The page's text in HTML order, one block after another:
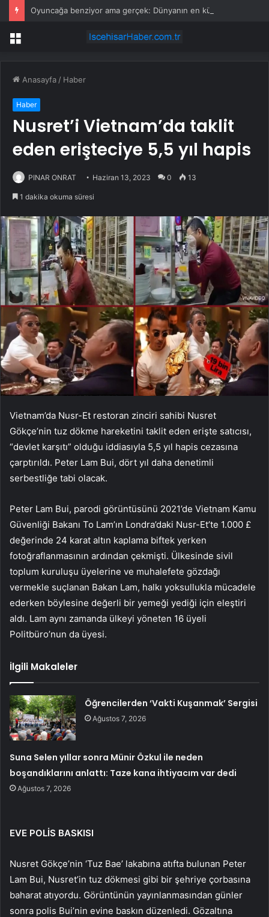
Menü
Anasayfa / Haber
Haber
Nusret’i Vietnam’da taklit
eden erişteciye 5,5 yıl hapis
PINAR ONRAT Haziran 13, 2023 0 13
1 dakika okuma süresi
Vietnam’da Nusr-Et restoran zinciri sahibi Nusret
Gökçe’nin tuz dökme hareketini taklit eden erişte satıcısı,
“devlet karşıtı” olduğu iddiasıyla 5,5 yıl hapis cezasına
çarptırıldı. Peter Lam Bui, dört yıl daha denetimli
serbestliğe tabi olacak.
Peter Lam Bui, parodi görüntüsünü 2021’de Vietnam Kamu
Güvenliği Bakanı To Lam’ın Londra’daki Nusr-Et’te 1.000 £
değerinde 24 karat altın kaplama biftek yerken
fotoğraflanmasının ardından çekmişti. Ülkesinde sivil
toplum kuruluşu üyelerine ve muhalefete gözdağı
vermekle suçlanan Bakan Lam, halkı yoksullukla mücadele
ederken böylesine değerli bir yemeği yediği için eleştiri
aldı. Lam aynı zamanda ülkeyi yöneten 16 üyeli
Politbüro’nun da üyesi.
İlgili Makaleler
Öğrencilerden ‘Vakti Kuşanmak’ Sergisi
Ağustos 7, 2026
Suna Selen yıllar sonra Münir Özkul ile neden
boşandıklarını anlattı: Taze kana ihtiyacım var dedi
Ağustos 7, 2026
EVE POLİS BASKISI
Nusret Gökçe’nin ‘Tuz Bae’ lakabına atıfta bulunan Peter
Lam Bui, Nusret’in tuz dökmesi gibi bir şehriye çorbasına
baharat atıyordu. Görüntünün yayınlanmasından günler
sonra polis Bui’nin evine baskın düzenledi. Gözaltına